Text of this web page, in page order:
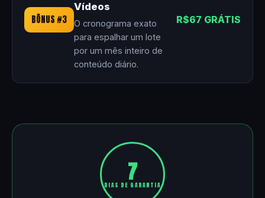
BÔNUS #3
Vídeos
O cronograma exato
para espalhar um lote
por um mês inteiro de
conteúdo diário.
R$67 GRÁTIS
7
DIAS DE GARANTIA